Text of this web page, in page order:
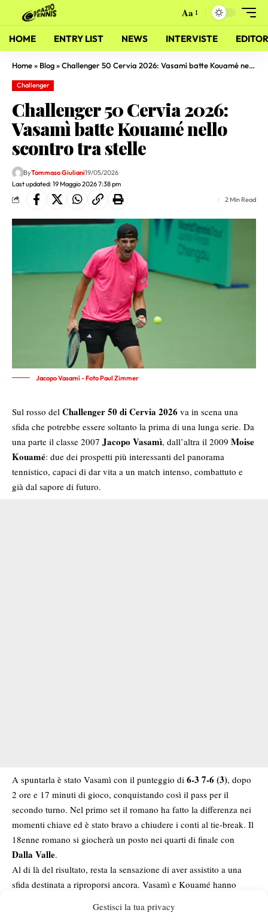
Gestisci la tua privacy
Aa
HOME ENTRY LIST NEWS INTERVISTE
Home» Blog»Challenger 50 Cervia 2026: Vasamì batte Kouamé nello scontro tra stelle
Challenger
Challenger 50 Cervia 2026:
Vasamì batte Kouamé nello
scontro tra stelle
Last updated: 19 Maggio 2026 7:38 pm
ByTommaso Giuliani19/05/2026
2 Min Read
Jacopo Vasamì - Foto Paul Zimmer
Sul rosso del Challenger 50 di Cervia 2026 va in scena una
sfida che potrebbe essere soltanto la prima di una lunga serie. Da
una parte il classe 2007 Jacopo Vasamì, dall’altra il 2009 Moise
Kouamé: due dei prospetti più interessanti del panorama
tennistico, capaci di dar vita a un match intenso, combattuto e
già dal sapore di futuro.
A spuntarla è stato Vasamì con il punteggio di 6-3 7-6 (3), dopo
2 ore e 17 minuti di gioco, conquistando così il pass per il
secondo turno. Nel primo set il romano ha fatto la differenza nei
momenti chiave ed è stato bravo a chiudere i conti al tie-break. Il
18enne romano si giocherà un posto nei quarti di finale con
Dalla Valle.
Al di là del risultato, resta la sensazione di aver assistito a una
sfida destinata a riproporsi ancora. Vasamì e Kouamé hanno
che fanno pensare che il loro percorso possa presto incrociarsi in